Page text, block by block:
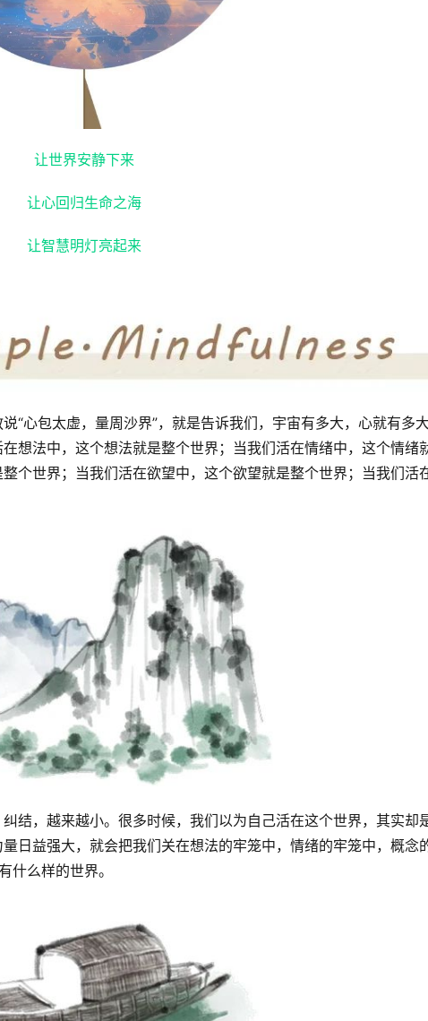
让世界安静下来
让心回归生命之海
让智慧明灯亮起来
“心包太虚，量周沙界”，就是告诉我们，宇宙有多大，心就有多
想法中，这个想法就是整个世界；当我们活在情绪中，这个情绪
个世界；当我们活在欲望中，这个欲望就是整个世界；当我们活
结，越来越小。很多时候，我们以为自己活在这个世界，其实却
日益强大，就会把我们关在想法的牢笼中，情绪的牢笼中，概念
么样的世界。